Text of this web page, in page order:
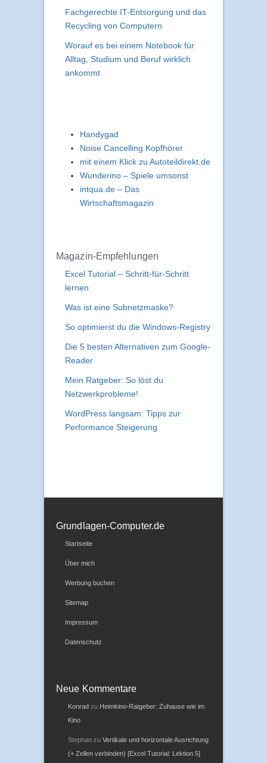
Fachgerechte IT-Entsorgung und das
Recycling von Computern
Worauf es bei einem Notebook für
Alltag, Studium und Beruf wirklich
ankommt
Handygad
Noise Cancelling Kopfhörer
mit einem Klick zu Autoteildirekt.de
Wunderino – Spiele umsonst
intqua.de – Das
Wirtschaftsmagazin
Magazin-Empfehlungen
Excel Tutorial – Schritt-für-Schritt
lernen
Was ist eine Subnetzmaske?
So optimierst du die Windows-Registry
Die 5 besten Alternativen zum Google-
Reader
Mein Ratgeber: So löst du
Netzwerkprobleme!
WordPress langsam: Tipps zur
Performance Steigerung
Grundlagen-Computer.de
Startseite
Über mich
Werbung buchen
Sitemap
Impressum
Datenschutz
Neue Kommentare
Konrad zu Heimkino-Ratgeber: Zuhause wie im
Kino
Stephan zu Vertikale und horizontale Ausrichtung
(+ Zellen verbinden) [Excel Tutorial: Lektion 5]